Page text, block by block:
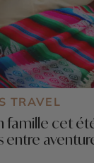
TRAVEL
famille cet
entre